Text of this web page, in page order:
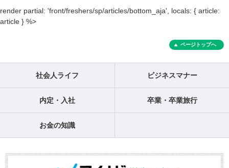
render partial: 'front/freshers/sp/articles/bottom_aja', locals: { article:
article } %>
ページトップへ
社会人ライフ ビジネスマナー
内定・入社 卒業・卒業旅行
お金の知識